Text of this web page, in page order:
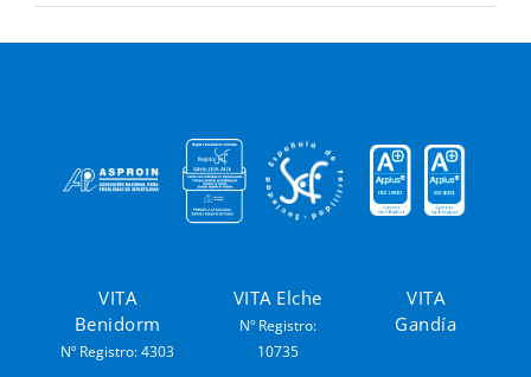
VITA
Benidorm
Nº Registro: 4303
VITA Elche
Nº Registro:
10735
VITA
Gandía